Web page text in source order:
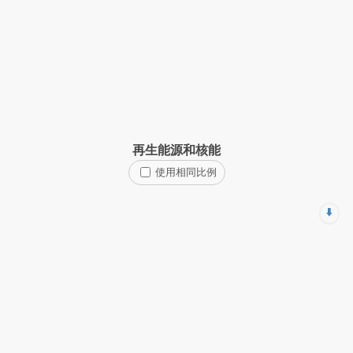
再生能源和核能
使用相同比例
⬇️